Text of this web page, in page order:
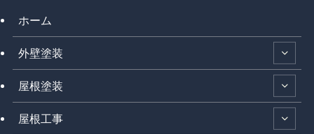
ホーム
外壁塗装
屋根塗装
屋根工事